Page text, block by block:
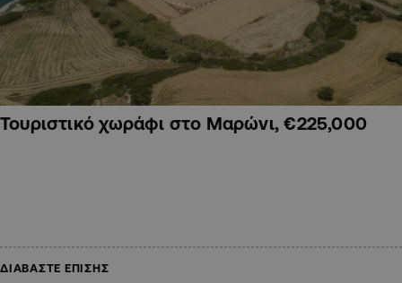
Τουριστικό χωράφι στο Μαρώνι, €225,000
ΔΙΑΒΑΣΤΕ ΕΠΙΣΗΣ